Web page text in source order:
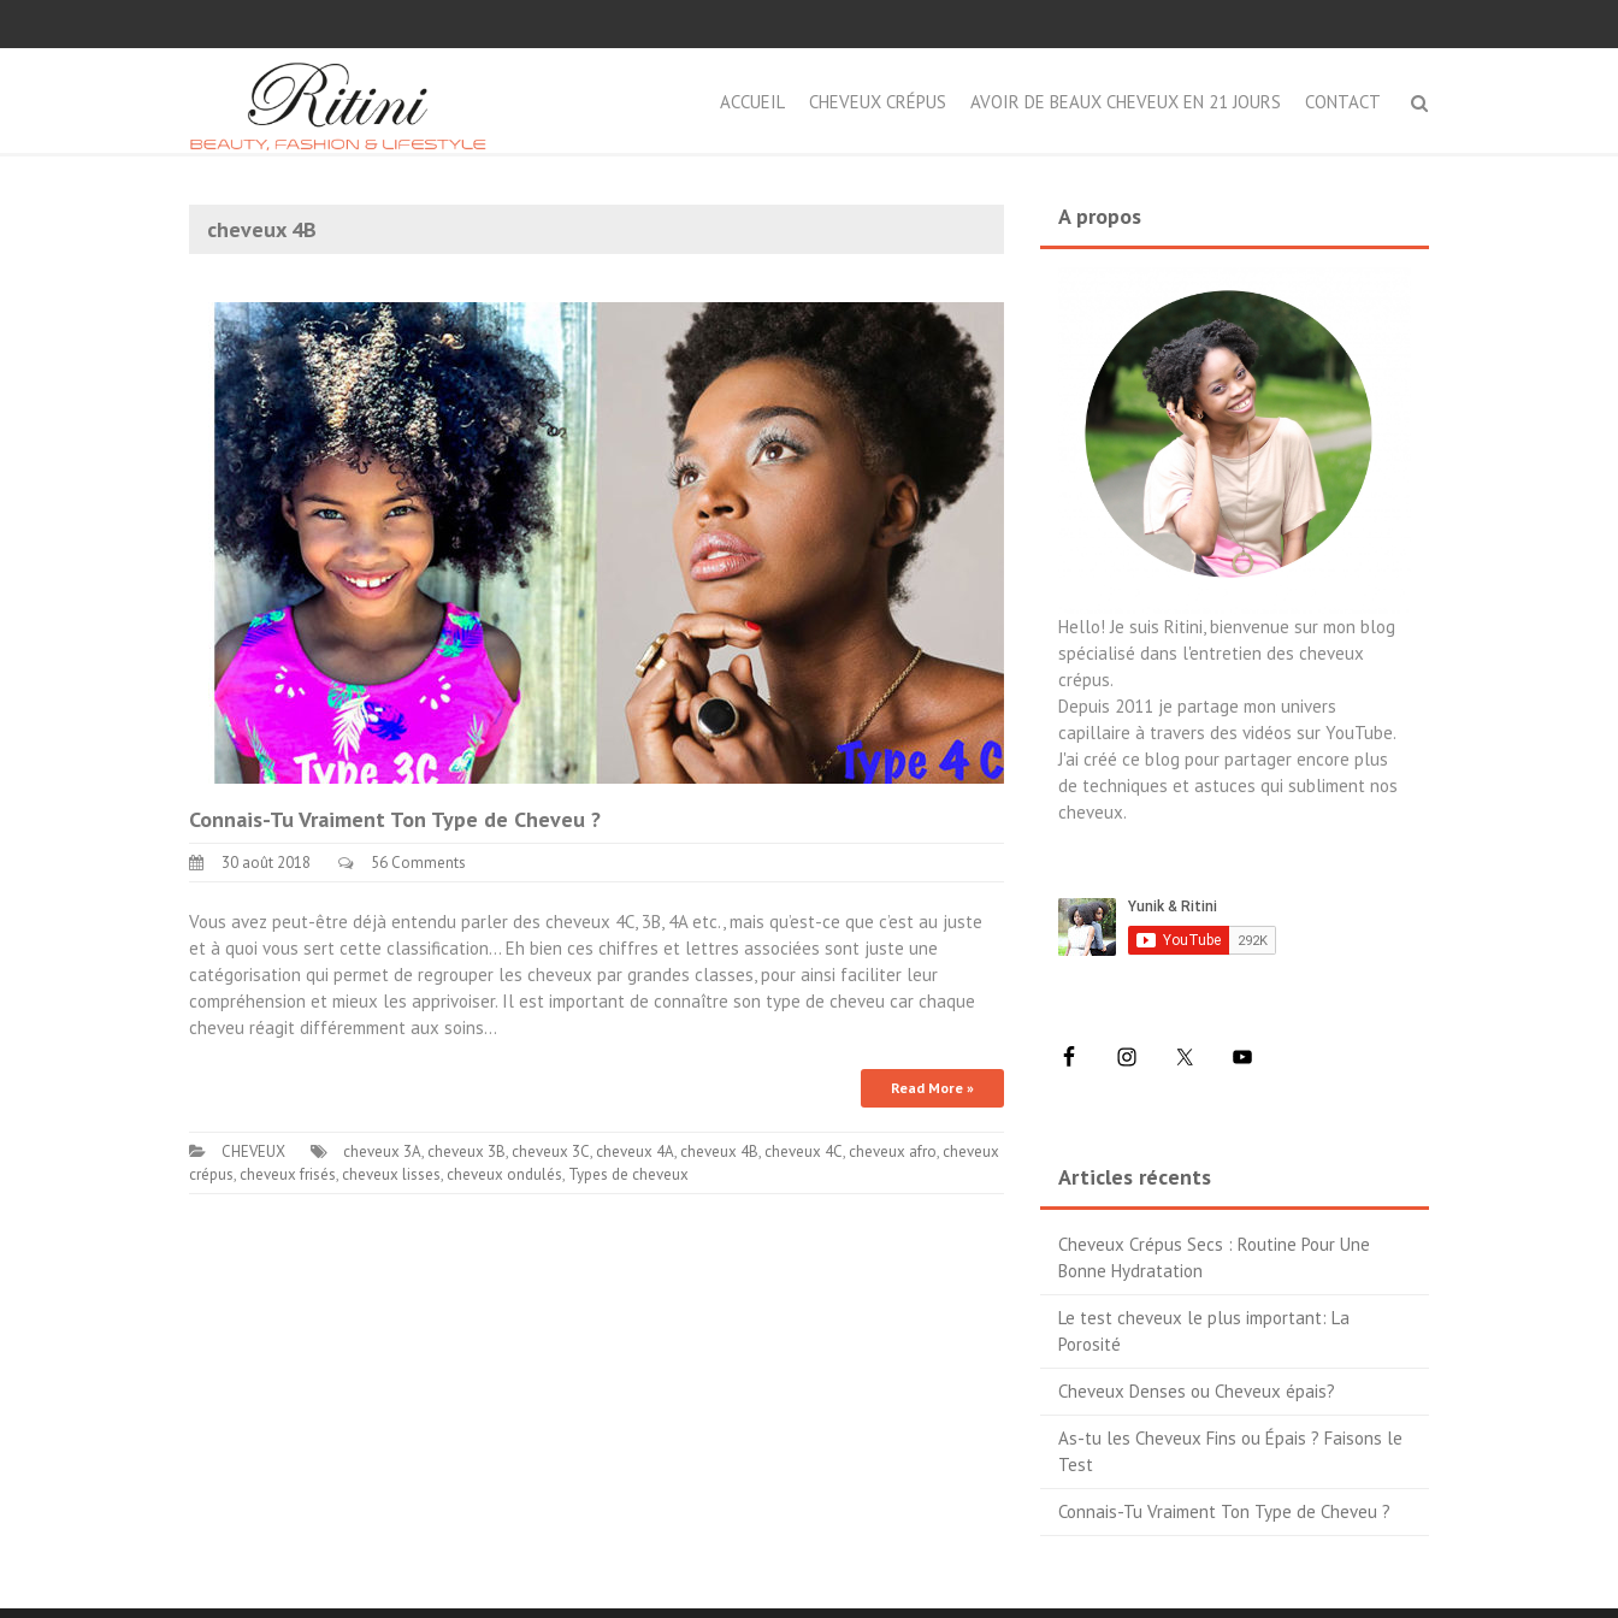
ACCUEIL CHEVEUX CRÉPUS AVOIR DE BEAUX CHEVEUX EN 21 JOURS CONTACT
cheveux 4B
Connais-Tu Vraiment Ton Type de Cheveu ?
30 août 2018 56 Comments
Vous avez peut-être déjà entendu parler des cheveux 4C, 3B, 4A etc., mais qu’est-ce que c’est au juste
et à quoi vous sert cette classification… Eh bien ces chiffres et lettres associées sont juste une
catégorisation qui permet de regrouper les cheveux par grandes classes, pour ainsi faciliter leur
compréhension et mieux les apprivoiser. Il est important de connaître son type de cheveu car chaque
cheveu réagit différemment aux soins…
Read More »
CHEVEUX cheveux 3A, cheveux 3B, cheveux 3C, cheveux 4A, cheveux 4B, cheveux 4C, cheveux afro, cheveux
crépus, cheveux frisés, cheveux lisses, cheveux ondulés, Types de cheveux
A propos
Hello! Je suis Ritini, bienvenue sur mon blog
spécialisé dans l'entretien des cheveux
crépus.
Depuis 2011 je partage mon univers
capillaire à travers des vidéos sur YouTube.
J'ai créé ce blog pour partager encore plus
de techniques et astuces qui subliment nos
cheveux.
Articles récents
Cheveux Crépus Secs : Routine Pour Une
Bonne Hydratation
Le test cheveux le plus important: La
Porosité
Cheveux Denses ou Cheveux épais?
As-tu les Cheveux Fins ou Épais ? Faisons le
Test
Connais-Tu Vraiment Ton Type de Cheveu ?